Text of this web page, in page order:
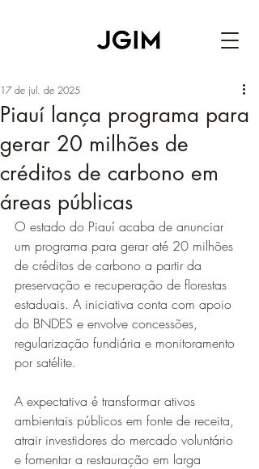
Piauí lança programa para
gerar 20 milhões de
créditos de carbono em
áreas públicas
17 de jul. de 2025
O estado do Piauí acaba de anunciar
um programa para gerar até 20 milhões
de créditos de carbono a partir da
preservação e recuperação de florestas
estaduais. A iniciativa conta com apoio
do BNDES e envolve concessões,
regularização fundiária e monitoramento
por satélite.
A expectativa é transformar ativos
ambientais públicos em fonte de receita,
atrair investidores do mercado voluntário
e fomentar a restauração em larga